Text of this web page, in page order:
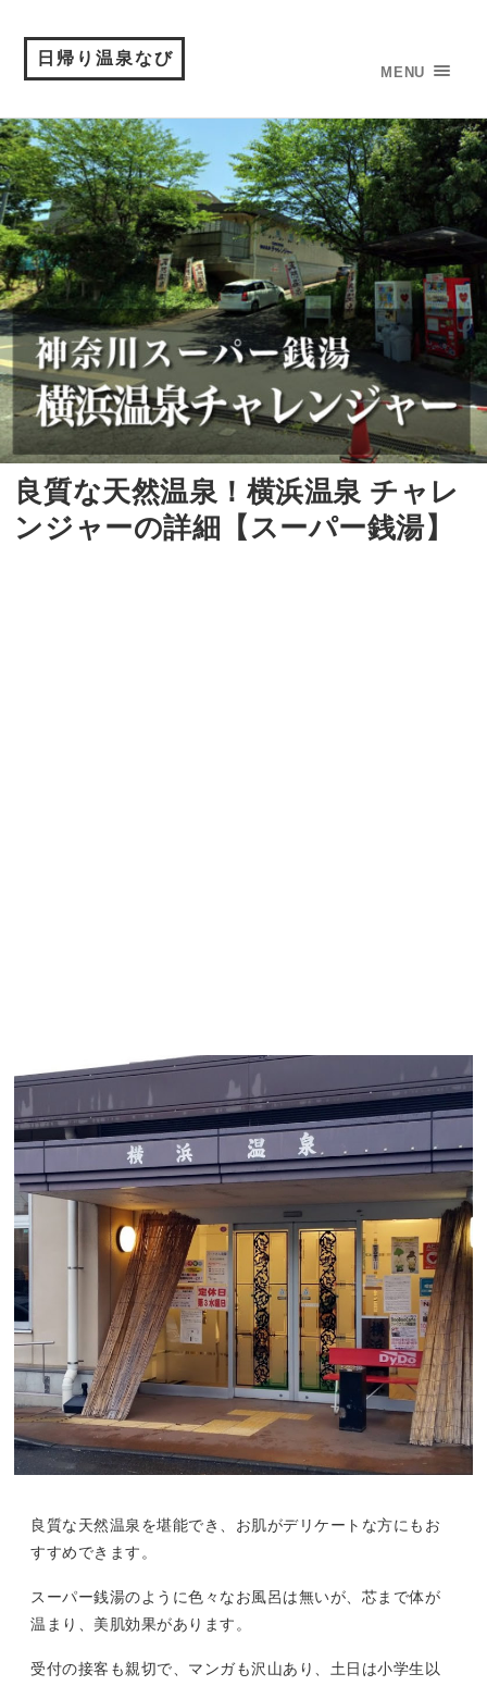
日帰り温泉なび
MENU
良質な天然温泉！横浜温泉 チャレ
ンジャーの詳細【スーパー銭湯】
良質な天然温泉を堪能でき、お肌がデリケートな方にもお
すすめできます。
スーパー銭湯のように色々なお風呂は無いが、芯まで体が
温まり、美肌効果があります。
受付の接客も親切で、マンガも沢山あり、土日は小学生以